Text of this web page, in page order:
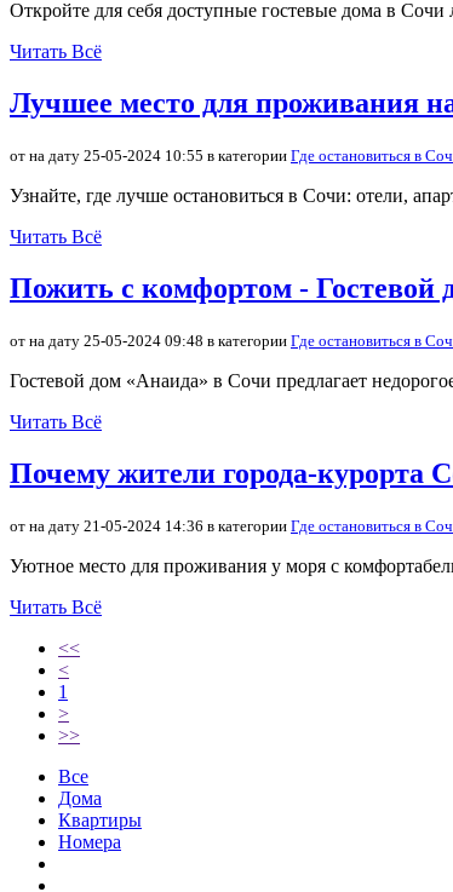
Откройте для себя доступные гостевые дома в
Читать Всё
Лучшее место для проживания
от на дату 25-05-2024 10:55 в категории Где остановиться в
Узнайте, где лучше остановиться в Сочи: отели,
Читать Всё
Пожить с комфортом - Гостевой
от на дату 25-05-2024 09:48 в категории Где остановиться в
Гостевой дом «Анаида» в Сочи предлагает
Читать Всё
Почему жители города-курорта
от на дату 21-05-2024 14:36 в категории Где остановиться в
Уютное место для проживания у моря с
Читать Всё
<<
<
1
>
>>
Все
Дома
Квартиры
Номера